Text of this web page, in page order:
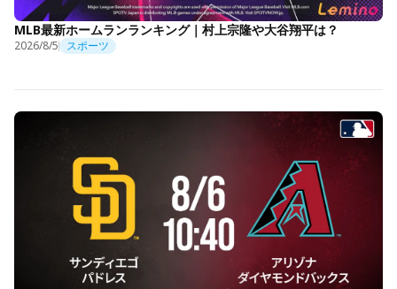
MLB最新ホームランランキング｜村上宗隆や大谷翔平は？
2026/8/5 スポーツ